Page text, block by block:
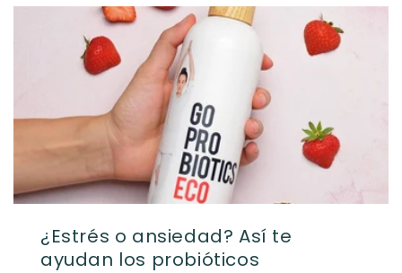
¿Estrés o ansiedad? Así te
ayudan los probióticos